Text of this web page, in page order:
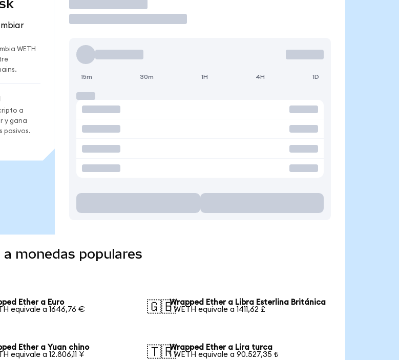
WETH
a
y gana
pasivos.
Operar
15m 30m 1H 4H 1D
monedas populares
Ether a Euro
equivale a 1646,76 €
🇬🇧Wrapped Ether a Libra Esterlina Británica
1 WETH equivale a 1411,62 £
Ether a Yuan chino
equivale a 12.806,11 ¥
🇹🇷Wrapped Ether a Lira turca
1 WETH equivale a 90.527,35 ₺